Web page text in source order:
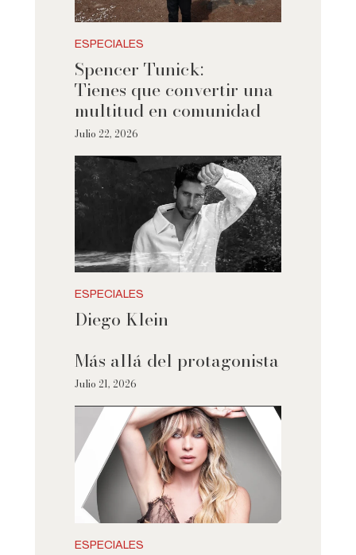
ESPECIALES
Spencer Tunick:
Tienes que convertir una
multitud en comunidad
Julio 22, 2026
ESPECIALES
Diego Klein
Más allá del protagonista
Julio 21, 2026
ESPECIALES